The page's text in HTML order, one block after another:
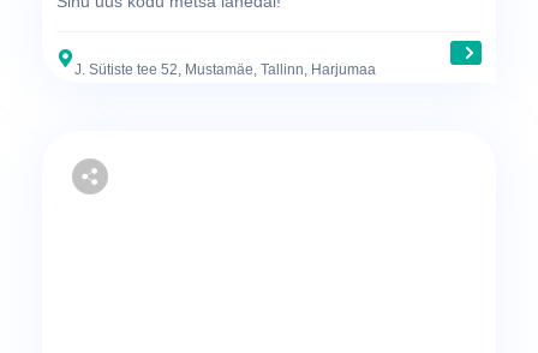
J. Sütiste tee 52, Mustamäe, Tallinn, Harjumaa